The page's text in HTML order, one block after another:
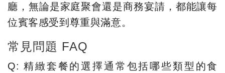
廳，無論是家庭聚會還是商務宴請，都能讓每
位賓客感受到尊重與滿意。
常見問題 FAQ
Q: 精緻套餐的選擇通常包括哪些類型的食